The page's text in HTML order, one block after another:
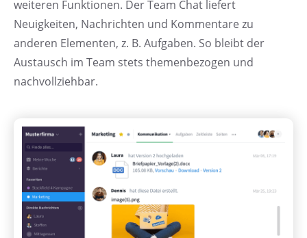
weiteren Funktionen. Der Team Chat liefert
Neuigkeiten, Nachrichten und Kommentare zu
anderen Elementen, z. B. Aufgaben. So bleibt der
Austausch im Team stets themenbezogen und
nachvollziehbar.